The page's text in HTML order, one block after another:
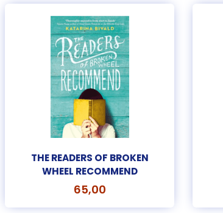
THE READERS OF BROKEN
WHEEL RECOMMEND
65,00